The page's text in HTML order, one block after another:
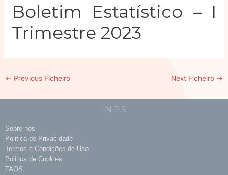
Boletim Estatístico – I
Trimestre 2023
← Previous Ficheiro Next Ficheiro →
INPS
Sobre nós
Politica de Privacidade
Termos e Condições de Uso
Politica de Cookies
FAQS